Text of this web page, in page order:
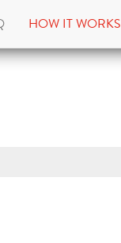
HOW IT WORKS